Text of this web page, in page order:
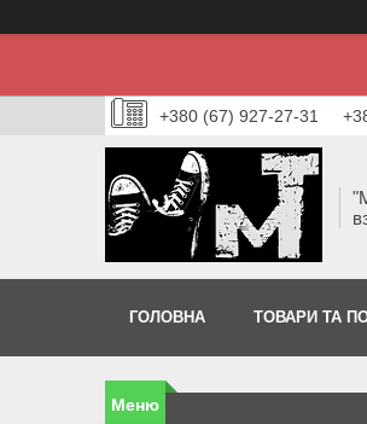
+380 (67) 927-27-31
ГОЛОВНА ТОВАРИ ТА